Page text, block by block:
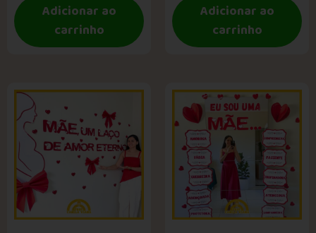
Adicionar ao
carrinho
Adicionar ao
carrinho